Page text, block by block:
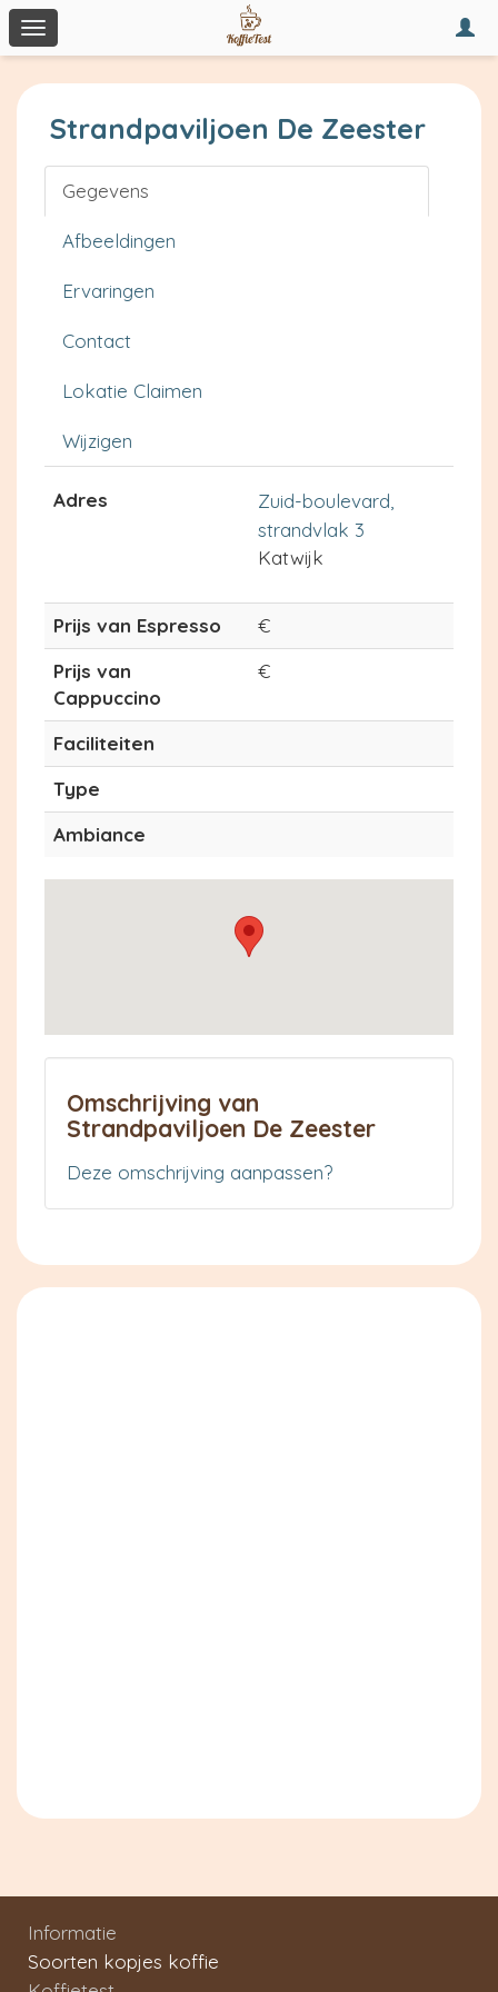
Toggle
navigation
Strandpaviljoen De Zeester
Gegevens
Afbeeldingen
Ervaringen
Contact
Lokatie Claimen
Wijzigen
Adres
Zuid-boulevard,
strandvlak 3
Katwijk
Prijs van Espresso
€
Prijs van
Cappuccino
€
Faciliteiten
Type
Ambiance
Omschrijving van
Strandpaviljoen De Zeester
Deze omschrijving aanpassen?
Informatie
Soorten kopjes koffie